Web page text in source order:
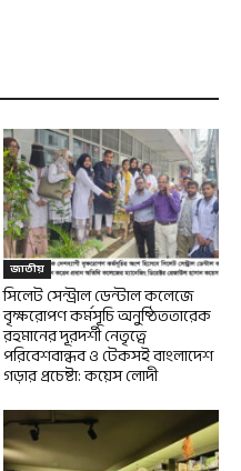
জাতীয়
সিলেট সেন্ট্রাল ডেন্টাল কলেজে
বৃক্ষরোপণ কর্মসূচি অনুষ্ঠিততারেক
রহমানের দূরদর্শী নেতৃত্বে
পরিবেশবান্ধব ও টেকসই বাংলাদেশ
গড়ার প্রচেষ্টা: কয়েস লোদী